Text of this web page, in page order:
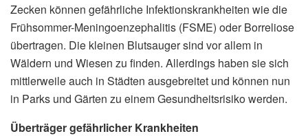
Zecken können gefährliche Infektionskrankheiten wie die
Frühsommer-Meningoenzephalitis (FSME) oder Borreliose
übertragen. Die kleinen Blutsauger sind vor allem in
Wäldern und Wiesen zu finden. Allerdings haben sie sich
mittlerweile auch in Städten ausgebreitet und können nun
in Parks und Gärten zu einem Gesundheitsrisiko werden.
Überträger gefährlicher Krankheiten